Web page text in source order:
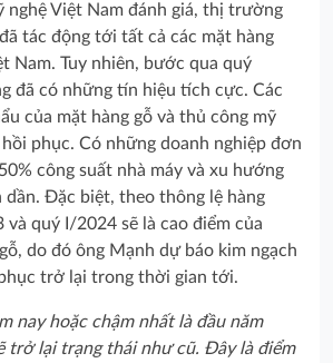
nghệ Việt Nam đánh giá, thị trường
tác động tới tất cả các mặt hàng
Nam. Tuy nhiên, bước qua quý
đã có những tín hiệu tích cực. Các
của mặt hàng gỗ và thủ công mỹ
phục. Có những doanh nghiệp đơn
công suất nhà máy và xu hướng
dần. Đặc biệt, theo thông lệ hàng
và quý I/2024 sẽ là cao điểm của
do đó ông Mạnh dự báo kim ngạch
trở lại trong thời gian tới.
nay hoặc chậm nhất là đầu năm
trở lại trạng thái như cũ. Đây là điểm